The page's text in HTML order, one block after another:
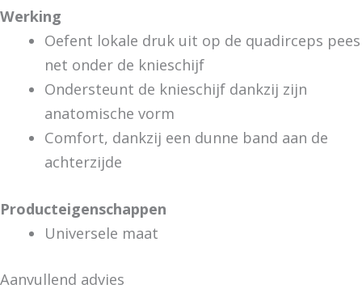
Werking
Oefent lokale druk uit op de quadirceps pees
net onder de knieschijf
Ondersteunt de knieschijf dankzij zijn
anatomische vorm
Comfort, dankzij een dunne band aan de
achterzijde
Producteigenschappen
Universele maat
Aanvullend advies